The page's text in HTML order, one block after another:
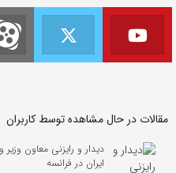
مقالات در حال مشاهده توسط کاربران
دیدار و رایزنی معاون
ایران در فرانسه